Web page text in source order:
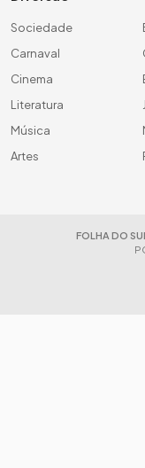
Sociedade
Carnaval
Cinema
Literatura
Música
Artes
FOLHA DO SUL